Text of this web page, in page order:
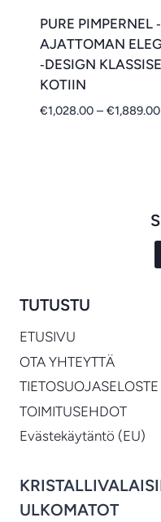
PURE PIMPERNEL
AJATTOMAN
‑DESIGN
KOTIIN
€1,028.00 – €1,889.00
TUTUSTU
ETUSIVU
OTA YHTEYTTÄ
TIETOSUOJASELOSTE
TOIMITUSEHDOT
Evästekäytäntö (EU)
ULKOMATOT